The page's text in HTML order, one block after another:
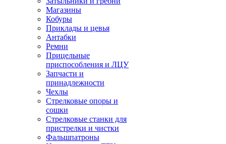
Магазины
Кобуры
Приклады и цевья
Антабки
Ремни
Прицельные
приспособления и ЛЦУ
Запчасти и
принадлежности
Чехлы
Стрелковые опоры и
сошки
Стрелковые станки для
пристрелки и чистки
Фальшпатроны